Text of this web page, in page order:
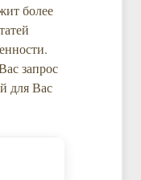
более
запрос
для Вас